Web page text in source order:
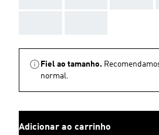
Fiel ao tamanho.
normal.
Adicionar ao carrinho